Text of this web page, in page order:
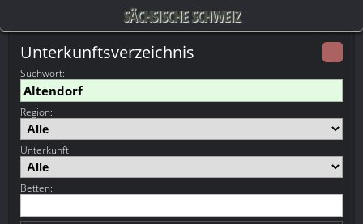
SÄCHSISCHE SCHWEIZ
Unterkunftsverzeichnis
Suchwort:
Region:
Unterkunft:
Betten: